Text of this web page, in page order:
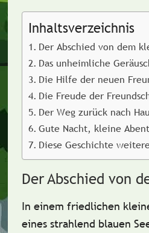
Inhaltsverzeichnis
Der Abschied von dem
Das unheimliche
Die Hilfe der neuen
Die Freude der
Der Weg zurück nach
Gute Nacht, kleine
Diese Geschichte
Der Abschied von
In einem friedlichen
eines strahlend blauen